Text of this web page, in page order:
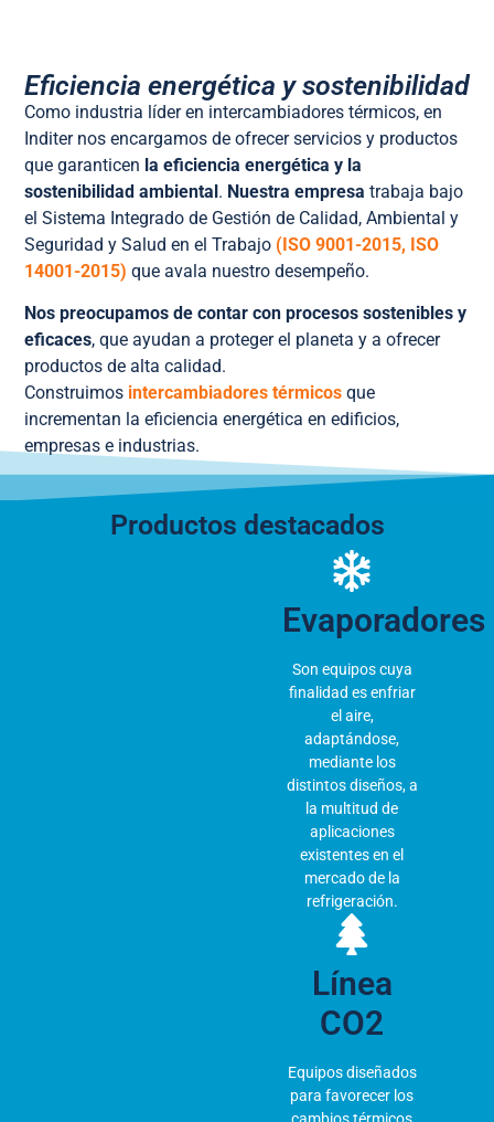
Eficiencia energética y sostenibilidad
Como industria líder en intercambiadores térmicos, en
Inditer nos encargamos de ofrecer servicios y productos
que garanticen la eficiencia energética y la
sostenibilidad ambiental. Nuestra empresa trabaja bajo
el Sistema Integrado de Gestión de Calidad, Ambiental y
Seguridad y Salud en el Trabajo (ISO 9001-2015, ISO
14001-2015) que avala nuestro desempeño.
Nos preocupamos de contar con procesos sostenibles y
eficaces, que ayudan a proteger el planeta y a ofrecer
productos de alta calidad.
Construimos intercambiadores térmicos que
incrementan la eficiencia energética en edificios,
empresas e industrias.
Productos destacados
Evaporadores
Son equipos cuya
finalidad es enfriar
el aire,
adaptándose,
mediante los
distintos diseños, a
la multitud de
aplicaciones
existentes en el
mercado de la
refrigeración.
Línea
CO2
Equipos diseñados
para favorecer los
cambios térmicos